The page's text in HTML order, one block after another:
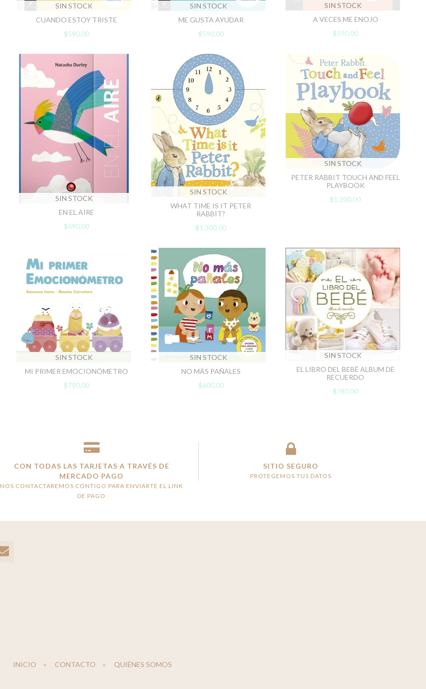
SIN STOCK
CUANDO ESTOY TRISTE
$590,00
SIN STOCK
ME GUSTA AYUDAR
$590,00
SIN STOCK
A VECES ME ENOJO
$590,00
SIN STOCK
EN EL AIRE
$690,00
SIN STOCK
WHAT TIME IS IT PETER
RABBIT?
$1.300,00
SIN STOCK
PETER RABBIT TOUCH AND FEEL
PLAYBOOK
$1.300,00
SIN STOCK
MI PRIMER EMOCIONÓMETRO
$790,00
SIN STOCK
NO MÁS PAÑALES
$600,00
SIN STOCK
EL LIBRO DEL BEBÉ ALBUM DE
RECUERDO
$780,00
CON TODAS LAS TARJETAS A TRAVÉS DE
MERCADO PAGO
NOS CONTACTAREMOS CONTIGO PARA ENVIARTE EL LINK
DE PAGO
SITIO SEGURO
PROTEGEMOS TUS DATOS
INICIO CONTACTO QUIÉNES SOMOS